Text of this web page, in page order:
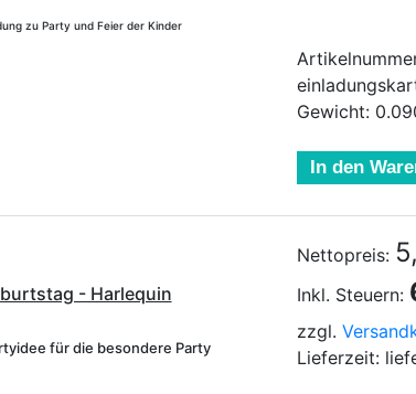
zu Party und Feier der Kinder
Gewicht:
In den
- Harlequin
für die besondere Party
Nettopreis:
Inkl. Steuern:
zzgl.
Lieferzeit: